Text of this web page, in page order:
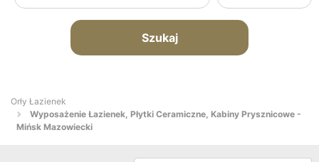
Szukaj
Orły Łazienek
Wyposażenie Łazienek, Płytki Ceramiczne, Kabiny Prysznicowe -
Mińsk Mazowiecki